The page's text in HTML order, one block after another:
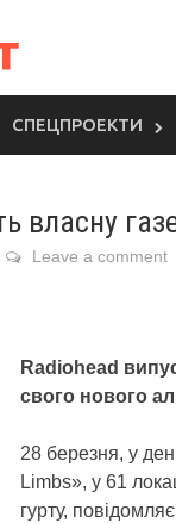
СПЕЦПРОЕКТИ
власну
Leave a comment
Radiohead
свого нового
28 березня, у
Limbs», у 61
гурту,